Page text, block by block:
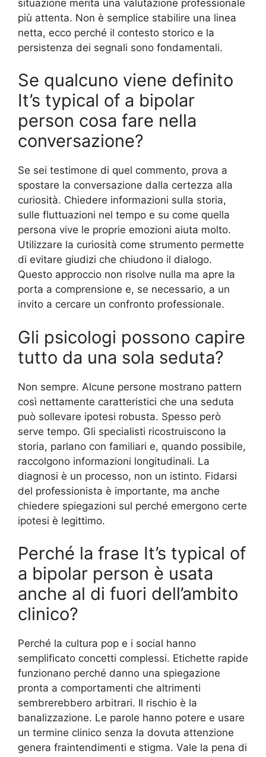
situazione merita una valutazione professionale
più attenta. Non è semplice stabilire una linea
netta, ecco perché il contesto storico e la
persistenza dei segnali sono fondamentali.
Se qualcuno viene definito
It’s typical of a bipolar
person cosa fare nella
conversazione?
Se sei testimone di quel commento, prova a
spostare la conversazione dalla certezza alla
curiosità. Chiedere informazioni sulla storia,
sulle fluttuazioni nel tempo e su come quella
persona vive le proprie emozioni aiuta molto.
Utilizzare la curiosità come strumento permette
di evitare giudizi che chiudono il dialogo.
Questo approccio non risolve nulla ma apre la
porta a comprensione e, se necessario, a un
invito a cercare un confronto professionale.
Gli psicologi possono capire
tutto da una sola seduta?
Non sempre. Alcune persone mostrano pattern
così nettamente caratteristici che una seduta
può sollevare ipotesi robusta. Spesso però
serve tempo. Gli specialisti ricostruiscono la
storia, parlano con familiari e, quando possibile,
raccolgono informazioni longitudinali. La
diagnosi è un processo, non un istinto. Fidarsi
del professionista è importante, ma anche
chiedere spiegazioni sul perché emergono certe
ipotesi è legittimo.
Perché la frase It’s typical of
a bipolar person è usata
anche al di fuori dell’ambito
clinico?
Perché la cultura pop e i social hanno
semplificato concetti complessi. Etichette rapide
funzionano perché danno una spiegazione
pronta a comportamenti che altrimenti
sembrerebbero arbitrari. Il rischio è la
banalizzazione. Le parole hanno potere e usare
un termine clinico senza la dovuta attenzione
genera fraintendimenti e stigma. Vale la pena di